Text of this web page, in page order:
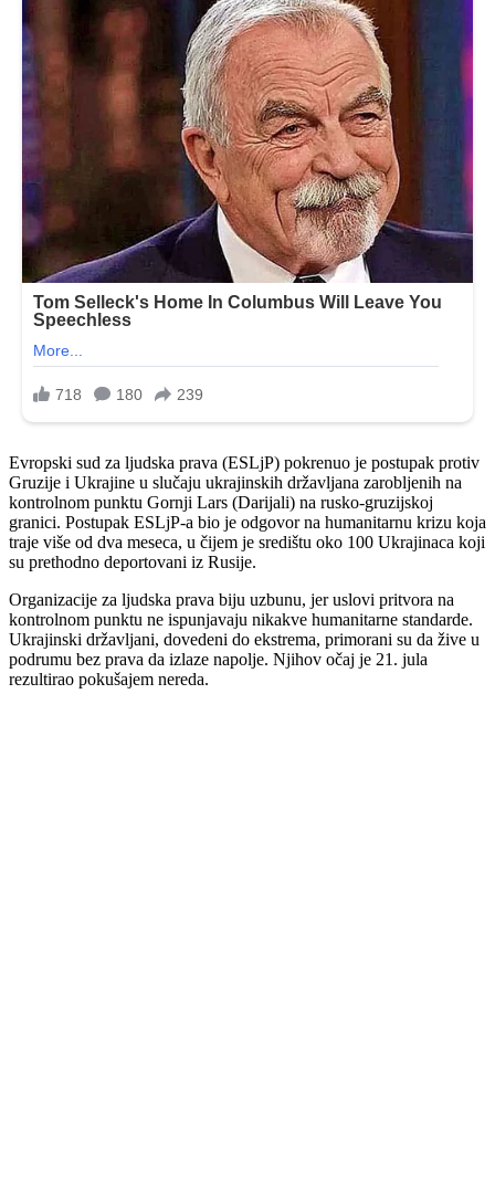
Evropski sud za ljudska prava (ESLjP) pokrenuo je postupak protiv
Gruzije i Ukrajine u slučaju ukrajinskih državljana zarobljenih na
kontrolnom punktu Gornji Lars (Darijali) na rusko-gruzijskoj
granici. Postupak ESLjP-a bio je odgovor na humanitarnu krizu koja
traje više od dva meseca, u čijem je središtu oko 100 Ukrajinaca koji
su prethodno deportovani iz Rusije.
Organizacije za ljudska prava biju uzbunu, jer uslovi pritvora na
kontrolnom punktu ne ispunjavaju nikakve humanitarne standarde.
Ukrajinski državljani, dovedeni do ekstrema, primorani su da žive u
podrumu bez prava da izlaze napolje. Njihov očaj je 21. jula
rezultirao pokušajem nereda.